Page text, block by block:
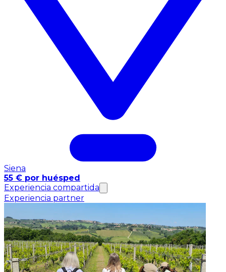
Siena
55 € por huésped
Experiencia compartida
Experiencia partner